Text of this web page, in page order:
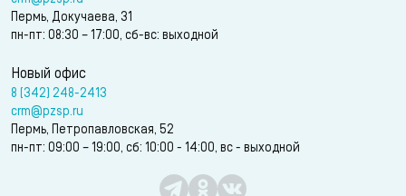
Пермь, Докучаева, 31
пн-пт: 08:30 – 17:00, сб-вс: выходной
Новый офис
8 (342) 248-2413
crm@pzsp.ru
Пермь, Петропавловская, 52
пн-пт: 09:00 – 19:00, сб: 10:00 - 14:00, вс - выходной